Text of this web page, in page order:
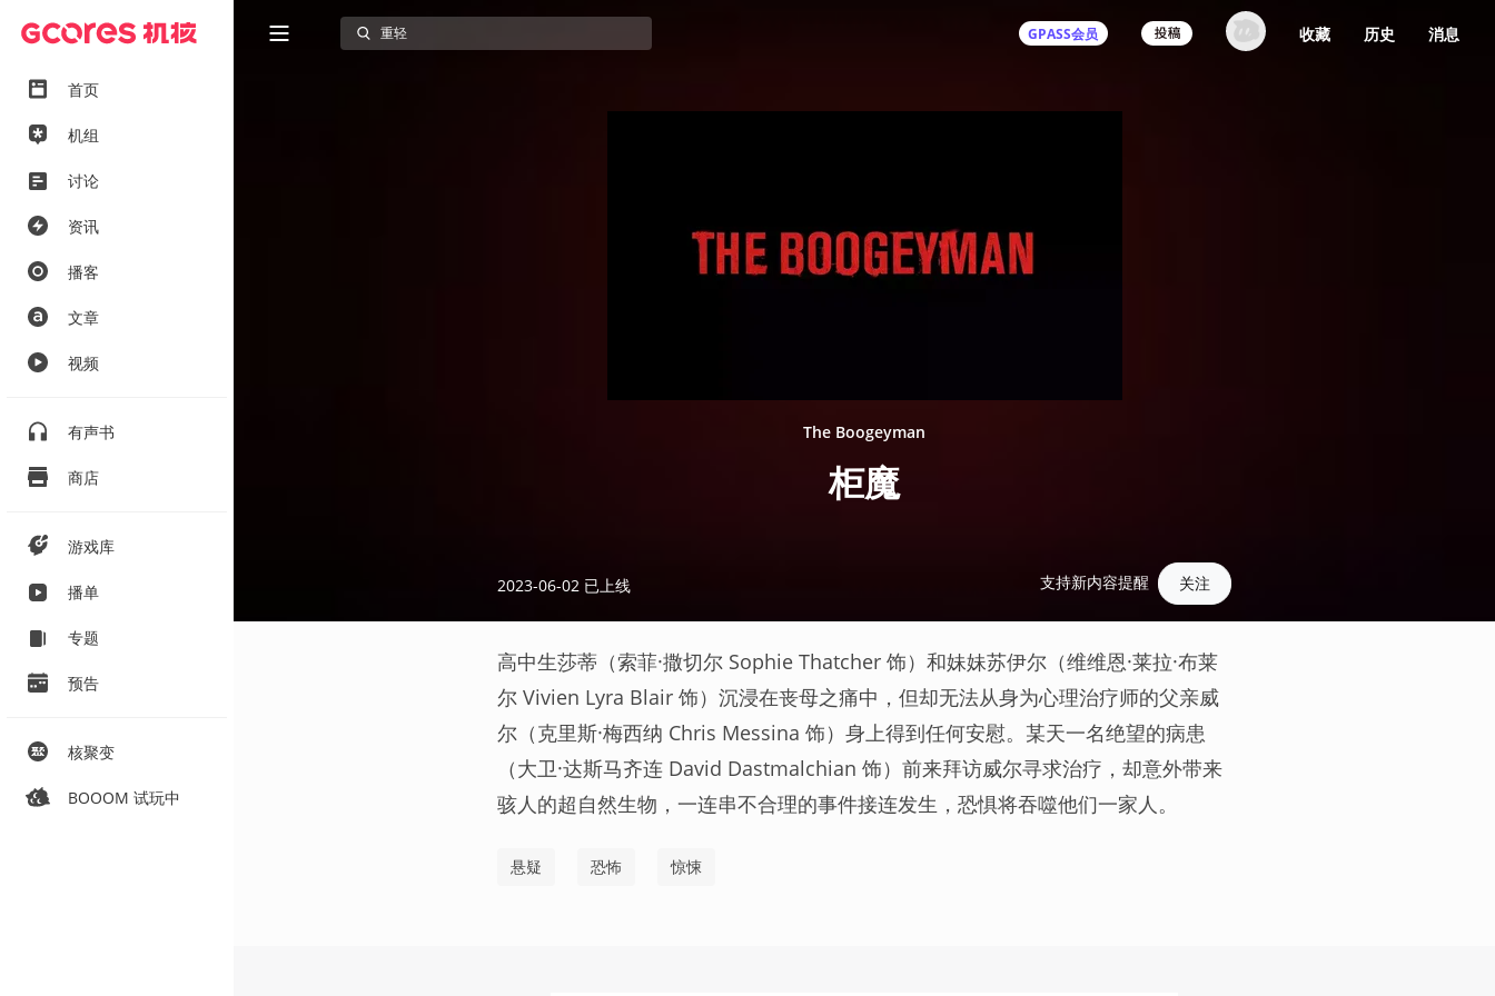
首页
机组
讨论
资讯
播客
文章
视频
有声书
商店
游戏库
播单
专题
预告
核聚变
BOOOM 试玩中
GPASS会员 收藏 历史 消息
The Boogeyman
柜魔
支持新内容提醒 关注
2023-06-02 已上线
高中生莎蒂（索菲·撒切尔 Sophie Thatcher 饰）和妹妹苏伊尔（维维恩·莱拉·布莱
尔 Vivien Lyra Blair 饰）沉浸在丧母之痛中，但却无法从身为心理治疗师的父亲威
尔（克里斯·梅西纳 Chris Messina 饰）身上得到任何安慰。某天一名绝望的病患
（大卫·达斯马齐连 David Dastmalchian 饰）前来拜访威尔寻求治疗，却意外带来
骇人的超自然生物，一连串不合理的事件接连发生，恐惧将吞噬他们一家人。
悬疑 恐怖 惊悚